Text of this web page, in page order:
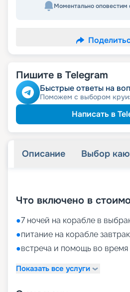
Моментально оповестим
Пишите в Telegram
Быстрые ответы на
Поможем с выбором
Написать в
Описание Выбор
Что включено в
●7 ночей на корабле в
●питание на корабле
●встреча и помощь во
Показать все услуги